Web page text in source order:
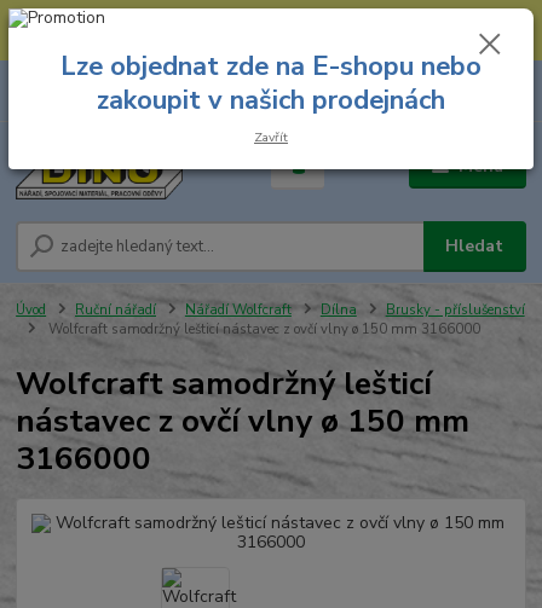
--- Spojovací materiál: 774 431 045 --- Prodejna nářadí: 731 449 423 --
Menu
Hledat
8.00 hod. - 16.00 hod.
za
Úvod Ruční nářadí Nářadí Wolfcraft Dílna
Brusky - příslušenství
Wolfcraft samodržný lešticí nástavec z ovčí vlny ø 150 mm 3166000
Wolfcraft samodržný lešticí
nástavec z ovčí vlny ø 150 mm
3166000
Lze objednat zde na E-shopu nebo
zakoupit v našich prodejnách
Zavřít